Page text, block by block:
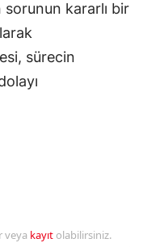
sorunun kararlı bir
sürecin
veya kayıt olabilirsiniz.